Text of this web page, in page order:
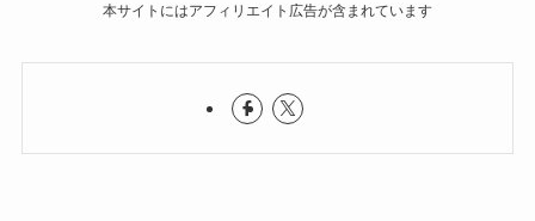
本サイトにはアフィリエイト広告が含まれています